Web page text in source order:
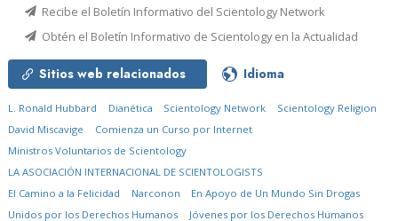
Recibe el Boletín Informativo del Scientology Network
Obtén el Boletín Informativo de Scientology en la Actualidad
Sitios web relacionados Idioma
L. Ronald Hubbard Dianética Scientology Network
Scientology Religion
David Miscavige
Comienza un Curso por Internet
Ministros Voluntarios de Scientology
LA ASOCIACIÓN INTERNACIONAL DE SCIENTOLOGISTS
El Camino a la Felicidad
Narconon
En Apoyo de Un Mundo Sin Drogas
Unidos por los Derechos Humanos
Jóvenes por los Derechos Humanos